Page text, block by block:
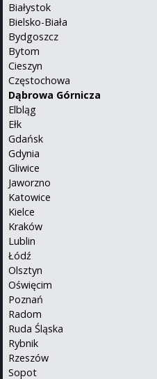
Białystok
Bielsko-Biała
Bydgoszcz
Bytom
Cieszyn
Częstochowa
Dąbrowa Górnicza
Elbląg
Ełk
Gdańsk
Gdynia
Gliwice
Jaworzno
Katowice
Kielce
Kraków
Lublin
Łódź
Olsztyn
Oświęcim
Poznań
Radom
Ruda Śląska
Rybnik
Rzeszów
Sopot